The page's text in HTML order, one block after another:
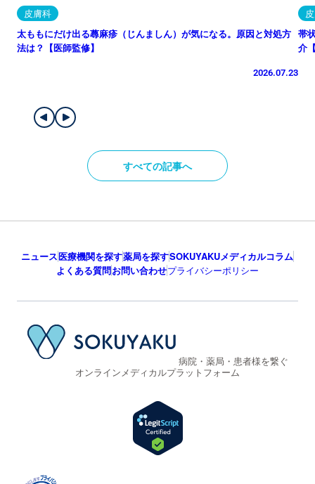
皮膚科
太ももにだけ出る蕁麻疹（じんましん）が気になる。原因と対処方
法は？【医師監修】
2026.07.23
帯
介
すべての記事へ
ニュース医療機関を探す薬局を探すSOKUYAKUメディカルコラム
よくある質問お問い合わせプライバシーポリシー
病院・薬局・患者様を繋ぐ
オンラインメディカルプラットフォーム